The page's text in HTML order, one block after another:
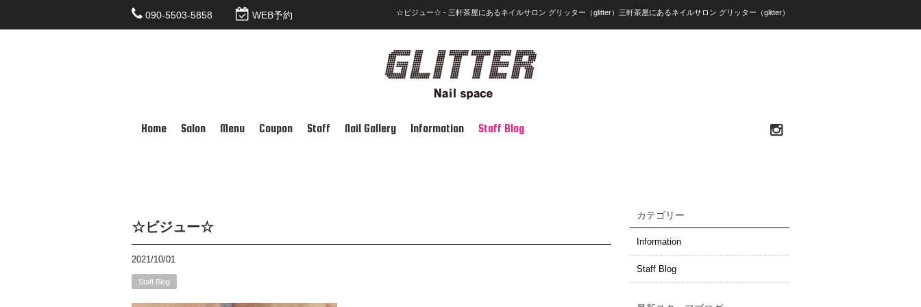
090-5503-5858 WEB予約 ☆ビジュー☆ - 三軒茶屋にあるネイルサロン グリッター（glitter）三軒茶屋にあるネイルサロン グリッター（glitter）
Home Salon Menu Coupon Staff Nail Gallery Information Staff Blog
☆ビジュー☆
2021/10/01
Staff Blog
カテゴリー
Information
Staff Blog